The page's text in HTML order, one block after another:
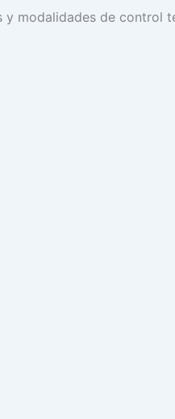
y modalidades de control